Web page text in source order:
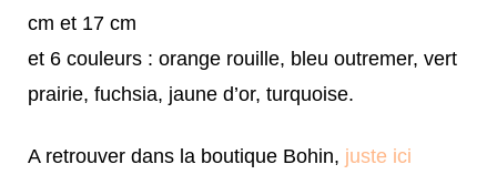
cm et 17 cm
et 6 couleurs : orange rouille, bleu outremer, vert
prairie, fuchsia, jaune d’or, turquoise.
A retrouver dans la boutique Bohin, juste ici